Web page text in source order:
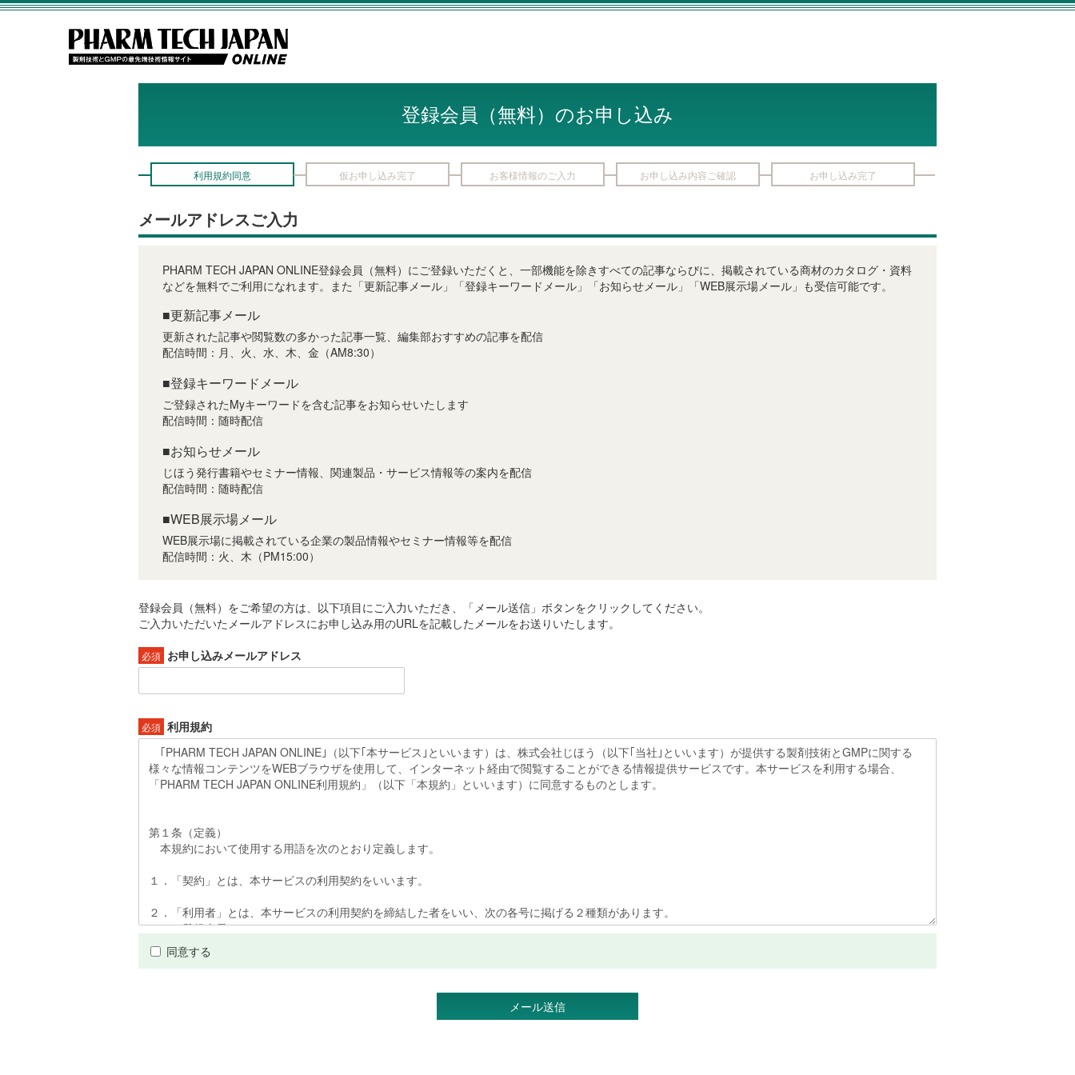
登録会員（無料）のお申し込み
利用規約同意 仮お申し込み完了 お客様情報のご入力 お申し込み内容ご確認 お申し込み完了
メールアドレスご入力
PHARM TECH JAPAN ONLINE登録会員（無料）にご登録いただくと、一部機能を除きすべての記事ならびに、掲載されている商材のカタログ・資料
などを無料でご利用になれます。また「更新記事メール」「登録キーワードメール」「お知らせメール」「WEB展示場メール」も受信可能です。
■更新記事メール
更新された記事や閲覧数の多かった記事一覧、編集部おすすめの記事を配信
配信時間：月、火、水、木、金（AM8:30）
■登録キーワードメール
ご登録されたMyキーワードを含む記事をお知らせいたします
配信時間：随時配信
■お知らせメール
じほう発行書籍やセミナー情報、関連製品・サービス情報等の案内を配信
配信時間：随時配信
■WEB展示場メール
WEB展示場に掲載されている企業の製品情報やセミナー情報等を配信
配信時間：火、木（PM15:00）
登録会員（無料）をご希望の方は、以下項目にご入力いただき、「メール送信」ボタンをクリックしてください。
ご入力いただいたメールアドレスにお申し込み用のURLを記載したメールをお送りいたします。
必須 お申し込みメールアドレス
必須 利用規約
同意する